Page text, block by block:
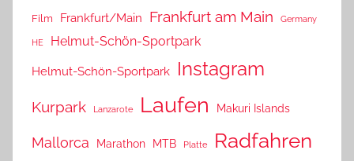
Film Frankfurt/Main Frankfurt am Main Germany
HE Helmut-Schön-Sportpark
Helmut-Schön-Sportpark Instagram
Kurpark Lanzarote Laufen Makuri Islands
Mallorca Marathon MTB Platte Radfahren